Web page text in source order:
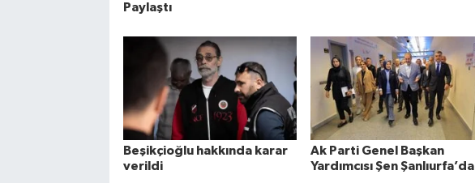
Paylaştı
Beşikçioğlu hakkında karar
verildi
Ak Parti Genel Başkan
Yardımcısı Şen Şanlıurfa’da